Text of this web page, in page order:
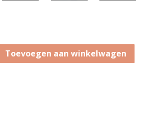
Toevoegen aan winkelwagen